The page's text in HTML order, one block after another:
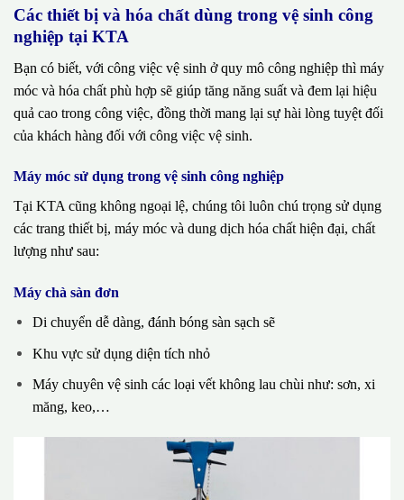
Các thiết bị và hóa chất dùng trong vệ sinh công
nghiệp tại KTA
Bạn có biết, với công việc vệ sinh ở quy mô công nghiệp thì máy
móc và hóa chất phù hợp sẽ giúp tăng năng suất và đem lại hiệu
quả cao trong công việc, đồng thời mang lại sự hài lòng tuyệt đối
của khách hàng đối với công việc vệ sinh.
Máy móc sử dụng trong vệ sinh công nghiệp
Tại KTA cũng không ngoại lệ, chúng tôi luôn chú trọng sử dụng
các trang thiết bị, máy móc và dung dịch hóa chất hiện đại, chất
lượng như sau:
Máy chà sàn đơn
Di chuyển dễ dàng, đánh bóng sàn sạch sẽ
Khu vực sử dụng diện tích nhỏ
Máy chuyên vệ sinh các loại vết không lau chùi như: sơn, xi
măng, keo,…